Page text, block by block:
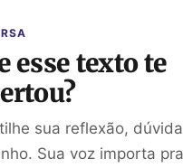
esse texto te
sua reflexão,
Sua voz importa